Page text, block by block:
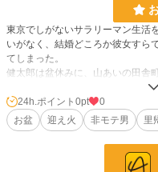
東京でしがないサラリーマン生活
いがなく、結婚どころか彼女すら
てしまった。
健太郎は盆休みに、山あいの田舎
いから縁談が持ち掛けられるが、
盆入りの日、あちこちの家で迎え
買い物に出かけた健太郎は、謎の
い、ついに健太郎にとって念願の
奈緒は健太郎に、自分はお盆の間
24h.ポイント 0pt
0
お盆
迎え火 非モテ男 里